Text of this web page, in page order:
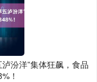
汾洋”集体狂飙，食品
！